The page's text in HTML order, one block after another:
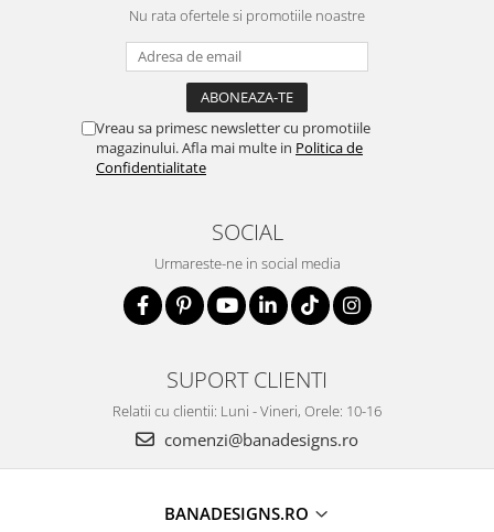
Nu rata ofertele si promotiile noastre
Vreau sa primesc newsletter cu promotiile
magazinului. Afla mai multe in Politica de
Confidentialitate
SOCIAL
Urmareste-ne in social media
SUPORT CLIENTI
Relatii cu clientii: Luni - Vineri, Orele: 10-16
comenzi@banadesigns.ro
BANADESIGNS.RO